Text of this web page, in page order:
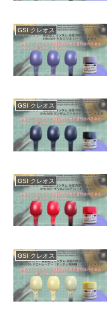
GSI クレオス
GSI クレオス
GSI クレオス
GSI クレオス